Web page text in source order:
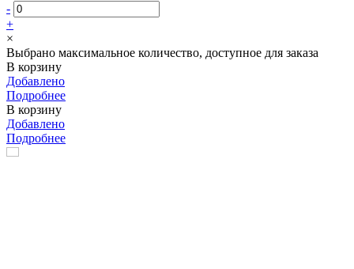
-
+
×
Выбрано максимальное количество, доступное для заказа
В корзину
Добавлено
Подробнее
В корзину
Добавлено
Подробнее